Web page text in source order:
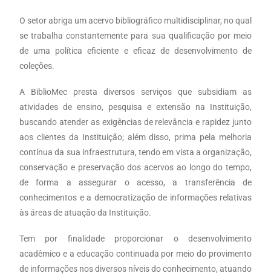
O setor abriga um acervo bibliográfico multidisciplinar, no qual
se trabalha constantemente para sua qualificação por meio
de uma política eficiente e eficaz de desenvolvimento de
coleções.
A BiblioMec presta diversos serviços que subsidiam as
atividades de ensino, pesquisa e extensão na Instituição,
buscando atender as exigências de relevância e rapidez junto
aos clientes da Instituição; além disso, prima pela melhoria
contínua da sua infraestrutura, tendo em vista a organização,
conservação e preservação dos acervos ao longo do tempo,
de forma a assegurar o acesso, a transferência de
conhecimentos e a democratização de informações relativas
às áreas de atuação da Instituição.
Tem por finalidade proporcionar o desenvolvimento
acadêmico e a educação continuada por meio do provimento
de informações nos diversos níveis do conhecimento, atuando